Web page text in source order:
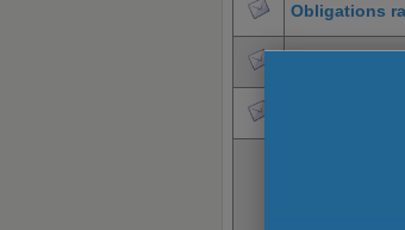
Obligations
Modif